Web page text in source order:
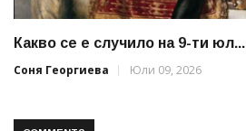
Какво се е случило на 9-ти юл...
Соня Георгиева
Юли 09, 2026